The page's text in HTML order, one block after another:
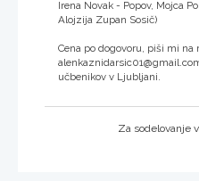
Irena Novak - Popov, Mojca
Alojzija Zupan Sosič)
Cena po dogovoru, piši mi na
učbenikov v Ljubljani.
Za sodelovanje